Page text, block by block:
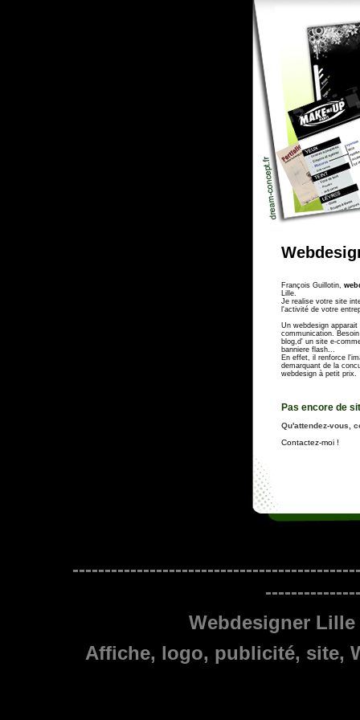
François Guillotin,
Lille.
Je realise votre site
l'activité de votre
Un webdesign
communication.
blog,d' un site e-
banniere flash...
En effet, il renforce
demarquant de la
webdesign à petit prix.
Pas encore de
Qu'attendez-vous,
Contactez-moi !
Webdesigner Lille
Affiche, logo, publicité, site,